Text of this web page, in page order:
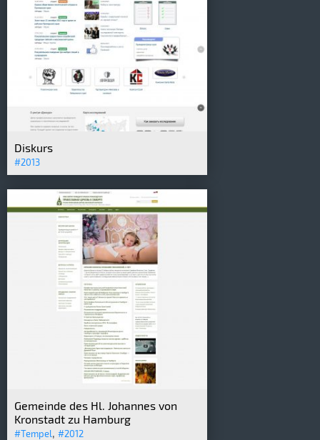
Diskurs
#2013
Gemeinde des Hl. Johannes von
Kronstadt zu Hamburg
#Tempel, #2012